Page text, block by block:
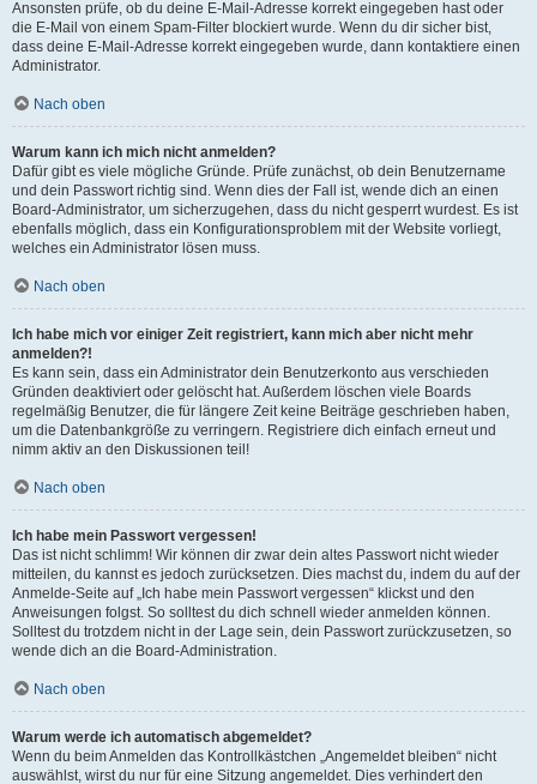
Ansonsten prüfe, ob du deine E-Mail-Adresse korrekt eingegeben hast oder
die E-Mail von einem Spam-Filter blockiert wurde. Wenn du dir sicher bist,
dass deine E-Mail-Adresse korrekt eingegeben wurde, dann kontaktiere einen
Administrator.
Nach oben
Warum kann ich mich nicht anmelden?
Dafür gibt es viele mögliche Gründe. Prüfe zunächst, ob dein Benutzername
und dein Passwort richtig sind. Wenn dies der Fall ist, wende dich an einen
Board-Administrator, um sicherzugehen, dass du nicht gesperrt wurdest. Es ist
ebenfalls möglich, dass ein Konfigurationsproblem mit der Website vorliegt,
welches ein Administrator lösen muss.
Nach oben
Ich habe mich vor einiger Zeit registriert, kann mich aber nicht mehr
anmelden?!
Es kann sein, dass ein Administrator dein Benutzerkonto aus verschieden
Gründen deaktiviert oder gelöscht hat. Außerdem löschen viele Boards
regelmäßig Benutzer, die für längere Zeit keine Beiträge geschrieben haben,
um die Datenbankgröße zu verringern. Registriere dich einfach erneut und
nimm aktiv an den Diskussionen teil!
Nach oben
Ich habe mein Passwort vergessen!
Das ist nicht schlimm! Wir können dir zwar dein altes Passwort nicht wieder
mitteilen, du kannst es jedoch zurücksetzen. Dies machst du, indem du auf der
Anmelde-Seite auf „Ich habe mein Passwort vergessen“ klickst und den
Anweisungen folgst. So solltest du dich schnell wieder anmelden können.
Solltest du trotzdem nicht in der Lage sein, dein Passwort zurückzusetzen, so
wende dich an die Board-Administration.
Nach oben
Warum werde ich automatisch abgemeldet?
Wenn du beim Anmelden das Kontrollkästchen „Angemeldet bleiben“ nicht
auswählst, wirst du nur für eine Sitzung angemeldet. Dies verhindert den